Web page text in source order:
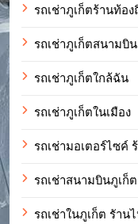
รถเช่าภูเก็ตร้านท้อ
รถเช่าภูเก็ตสนามบิน
รถเช่าภูเก็ตใกล้ฉัน
รถเช่าภูเก็ตในเมือง
รถเช่ามอเตอร์ไซค์
รถเช่าสนามบินภูเก็
รถเช่าในภูเก็ต รัาน